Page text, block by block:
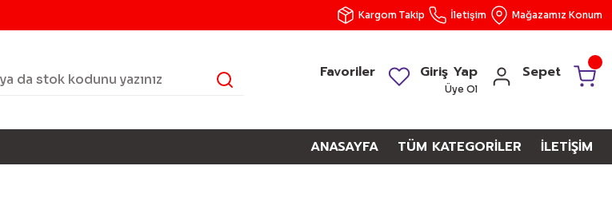
Kargom Takip İletişim Mağazamız Konum
Favoriler Giriş Yap
Üye Ol
Sepet
ANASAYFA TÜM KATEGORİLER İLETİŞİM